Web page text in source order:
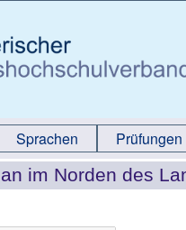
Sprachen Prüfungen
im Norden des